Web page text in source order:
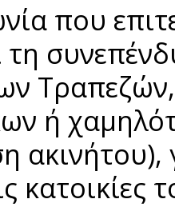
που
τη
ή
ακινήτου),
κατοικίες